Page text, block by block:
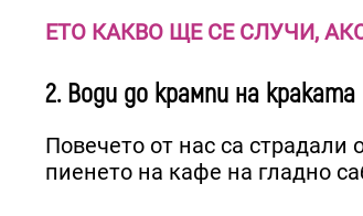
ЕТО КАКВО ЩЕ СЕ СЛУЧИ,
2. Води до крампи на краката
Повечето от нас са
пиенето на кафе на гладно